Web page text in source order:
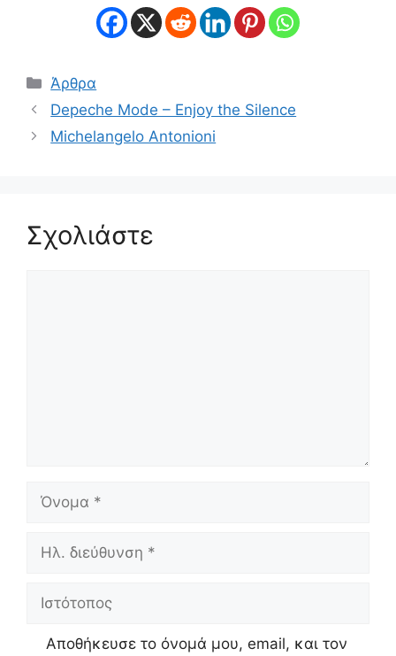
Κατηγορίες
Άρθρα
Depeche Mode – Enjoy the Silence
Michelangelo Antonioni
Σχολιάστε
Όνομα
Ηλ.
Ιστότοπος
Αποθήκευσε το όνομά μου, email, και τον